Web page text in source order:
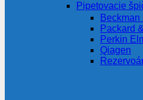
Pipetovacie
Beckman
Packard
Perkin
Qiagen